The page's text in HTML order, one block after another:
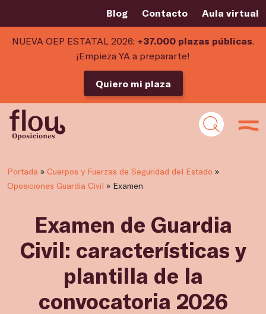
Blog Contacto Aula virtual
NUEVA OEP ESTATAL 2026: +37.000 plazas públicas.
¡Empieza YA a prepararte!
Quiero mi plaza
Portada » Cuerpos y Fuerzas de Seguridad del Estado »
Oposiciones Guardia Civil » Examen
Examen de Guardia
Civil: características y
plantilla de la
convocatoria 2026